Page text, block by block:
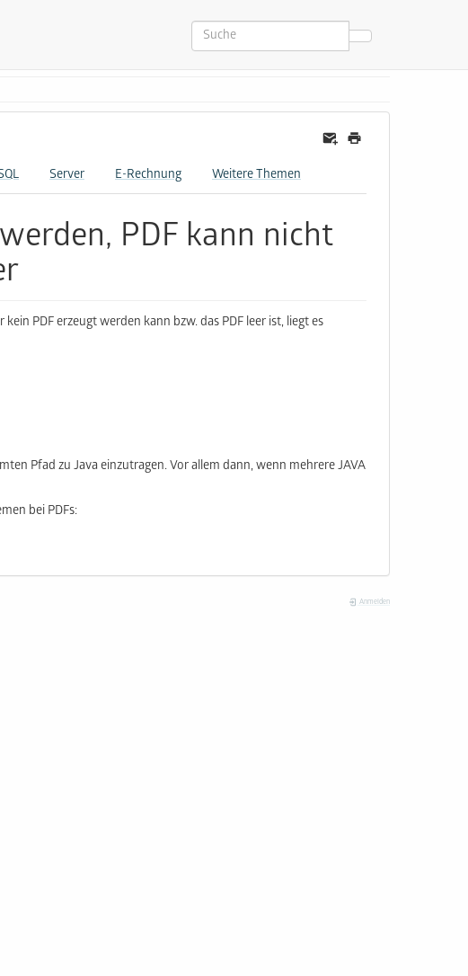
Server E-Rechnung Weitere Themen
PDF kann nicht
PDF erzeugt werden kann bzw. das PDF leer ist, liegt es
Pfad zu Java einzutragen. Vor allem dann, wenn mehrere JAVA
bei PDFs:
Anmelden